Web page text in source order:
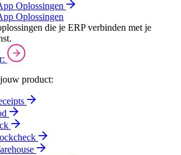
Oplossingen
Oplossingen
die je ERP verbinden met je
product: